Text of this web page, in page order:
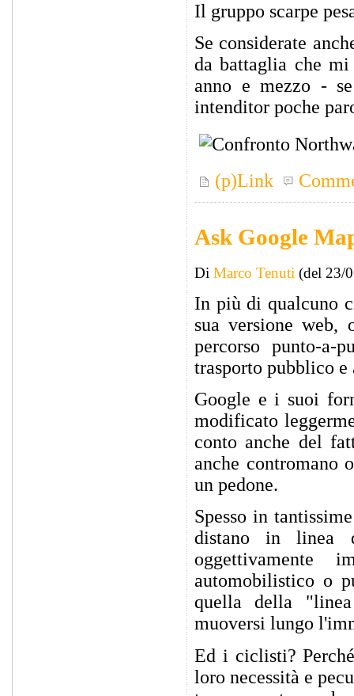
Il gruppo scarpe
Se considerate
da battaglia che
anno e mezzo -
intenditor poche
(p)Link
Ask Google
Di Marco Tenuti (del 23/
In più di qualcuno
sua versione
percorso punto-
trasporto pubblico e
Google e i suoi
modificato
conto anche del
anche contromano
un pedone.
Spesso in
distano in linea
automobilistico o
quella della
muoversi lungo
Ed i ciclisti?
loro necessità e